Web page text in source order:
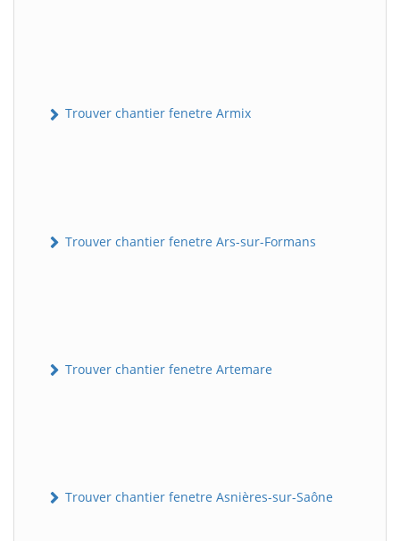
Trouver chantier fenetre Armix
Trouver chantier fenetre Ars-sur-Formans
Trouver chantier fenetre Artemare
Trouver chantier fenetre Asnières-sur-Saône